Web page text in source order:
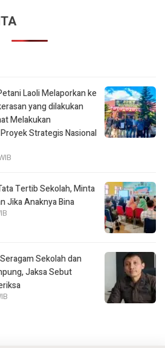
Laoli Melaporkan ke
yang dilakukan
Melakukan
Strategis Nasional
Tertib Sekolah, Minta
Jika Anaknya Bina
Sekolah dan
Jaksa Sebut